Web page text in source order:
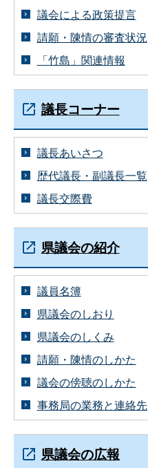
議会による政策提言
請願・陳情の審査状況
「竹島」関連情報
議長コーナー
議長あいさつ
歴代議長・副議長一覧
議長交際費
県議会の紹介
議員名簿
県議会のしおり
県議会のしくみ
請願・陳情のしかた
議会の傍聴のしかた
事務局の業務と連絡先
県議会の広報